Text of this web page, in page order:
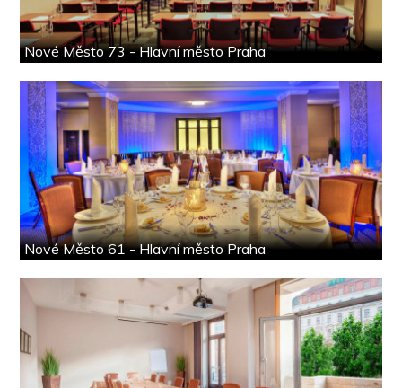
Nové Město 73 - Hlavní město Praha
Nové Město 61 - Hlavní město Praha